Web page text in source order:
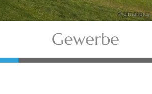
© elmar.pics
Gewerbe